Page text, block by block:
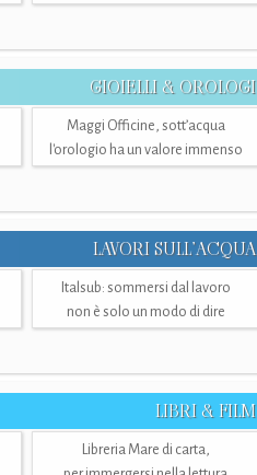
GIOIELLI & OROLOGI
Maggi Officine, sott’acqua
l'orologio ha un valore immenso
LAVORI SULL’ACQUA
Italsub: sommersi dal lavoro
non è solo un modo di dire
LIBRI & FILM
Libreria Mare di carta,